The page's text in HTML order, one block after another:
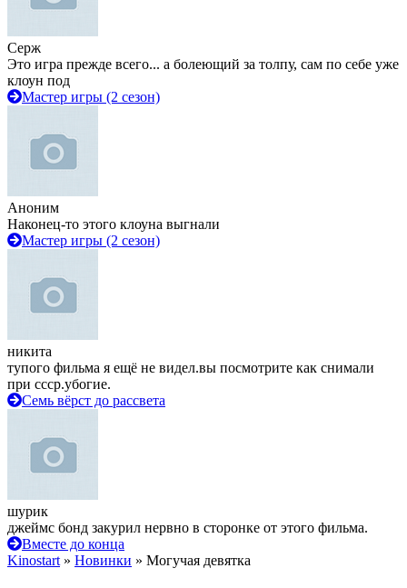
Серж
Это игра прежде всего... а болеющий за толпу, сам по себе уже
клоун под
Мастер игры (2 сезон)
Аноним
Наконец-то этого клоуна выгнали
Мастер игры (2 сезон)
никита
тупого фильма я ещё не видел.вы посмотрите как снимали
при ссср.убогие.
Семь вёрст до рассвета
шурик
джеймс бонд закурил нервно в сторонке от этого фильма.
Вместе до конца
Kinostart » Новинки » Могучая девятка